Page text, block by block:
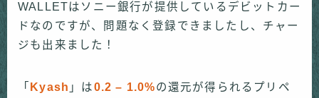
WALLETはソニー銀行が提供しているデビットカー
ドなのですが、問題なく登録できましたし、チャー
ジも出来ました！
「 Kyash 」は0.2 – 1.0%の還元が得られるプリペ